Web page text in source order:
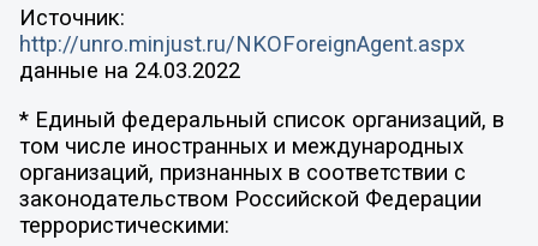
Источник:
http://unro.minjust.ru/NKOForeignAgent.aspx
данные на 24.03.2022
* Единый федеральный список организаций, в
том числе иностранных и международных
организаций, признанных в соответствии с
законодательством Российской Федерации
террористическими: